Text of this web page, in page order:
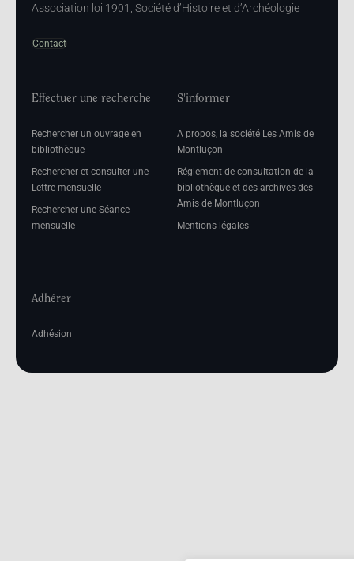
Association loi 1901, Société d’Histoire et d’Archéologie
Contact
Effectuer une recherche
Rechercher un ouvrage en
bibliothèque
Rechercher et consulter une
Lettre mensuelle
Rechercher une Séance
mensuelle
S'informer
A propos, la société Les Amis de
Montluçon
Réglement de consultation de la
bibliothèque et des archives des
Amis de Montluçon
Mentions légales
Adhérer
Adhésion